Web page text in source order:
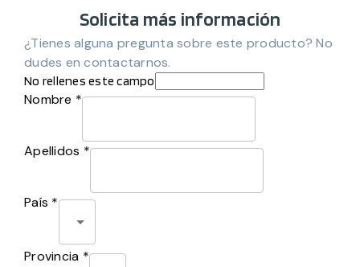
Solicita más información
¿Tienes alguna pregunta sobre este producto? No
dudes en contactarnos.
No rellenes este campo
Nombre *
Apellidos *
País *
Provincia *